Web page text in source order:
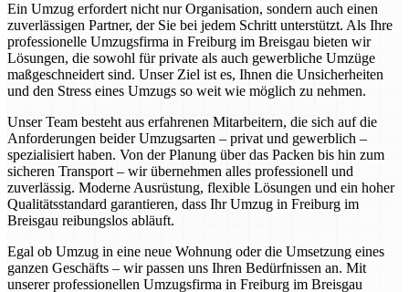
Ein Umzug erfordert nicht nur Organisation, sondern auch einen
zuverlässigen Partner, der Sie bei jedem Schritt unterstützt. Als Ihre
professionelle Umzugsfirma in Freiburg im Breisgau bieten wir
Lösungen, die sowohl für private als auch gewerbliche Umzüge
maßgeschneidert sind. Unser Ziel ist es, Ihnen die Unsicherheiten
und den Stress eines Umzugs so weit wie möglich zu nehmen.
Unser Team besteht aus erfahrenen Mitarbeitern, die sich auf die
Anforderungen beider Umzugsarten – privat und gewerblich –
spezialisiert haben. Von der Planung über das Packen bis hin zum
sicheren Transport – wir übernehmen alles professionell und
zuverlässig. Moderne Ausrüstung, flexible Lösungen und ein hoher
Qualitätsstandard garantieren, dass Ihr Umzug in Freiburg im
Breisgau reibungslos abläuft.
Egal ob Umzug in eine neue Wohnung oder die Umsetzung eines
ganzen Geschäfts – wir passen uns Ihren Bedürfnissen an. Mit
unserer professionellen Umzugsfirma in Freiburg im Breisgau